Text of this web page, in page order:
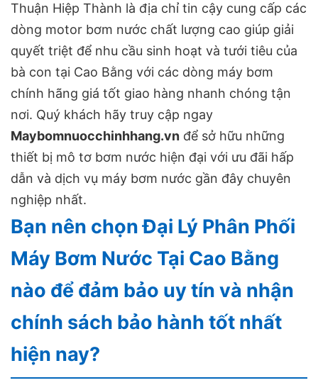
Thuận Hiệp Thành là địa chỉ tin cậy cung cấp các
dòng motor bơm nước chất lượng cao giúp giải
quyết triệt để nhu cầu sinh hoạt và tưới tiêu của
bà con tại Cao Bằng với các dòng máy bơm
chính hãng giá tốt giao hàng nhanh chóng tận
nơi. Quý khách hãy truy cập ngay
Maybomnuocchinhhang.vn để sở hữu những
thiết bị mô tơ bơm nước hiện đại với ưu đãi hấp
dẫn và dịch vụ máy bơm nước gần đây chuyên
nghiệp nhất.
Bạn nên chọn Đại Lý Phân Phối
Máy Bơm Nước Tại Cao Bằng
nào để đảm bảo uy tín và nhận
chính sách bảo hành tốt nhất
hiện nay?